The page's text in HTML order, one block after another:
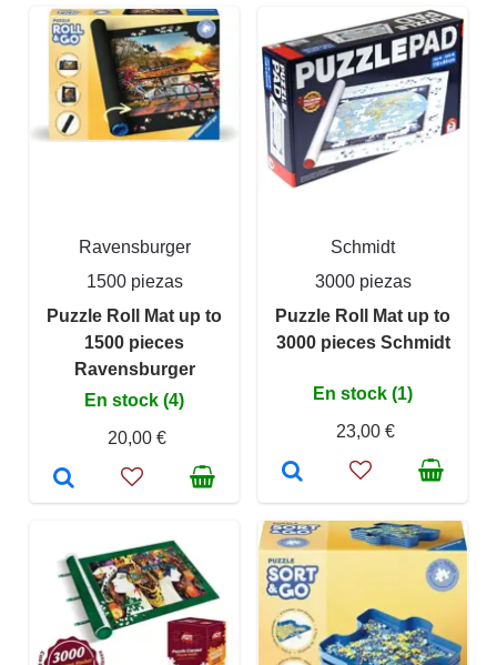
Ravensburger
1500 piezas
Puzzle Roll Mat up to
1500 pieces
Ravensburger
En stock (4)
20,00 €
Schmidt
3000 piezas
Puzzle Roll Mat up to
3000 pieces Schmidt
En stock (1)
23,00 €